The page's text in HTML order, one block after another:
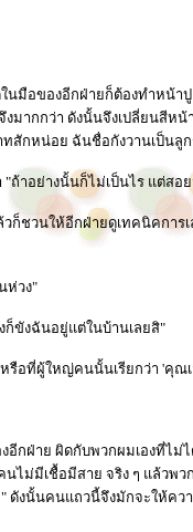
นมือของอีกฝ่ายก็ต้องทำหน้า
งมากกว่า ดังนั้นจึงเปลี่ยนสีห
ทสักหน่อย ฉันชื่อกังวานเป็นลู
าอย่างนั้นก็ไม่เป็นไร แต่สอ
ก็ชวนให้อีกฝ่ายดูเทคนิคกา
ห่วง"
ขังฉันอยู่แต่ในบ้านเลยสิ"
รือที่ผู้ใหญ่คนนั้นเรียกว่า 'คุณ
อีกฝ่าย ผิดกับพวกผมเองที่ไม่
ม่มีเชื้อมีสาย จริง ๆ แล้วพว
" ดังนั้นคนแถวนี้จึงมักจะให้ค